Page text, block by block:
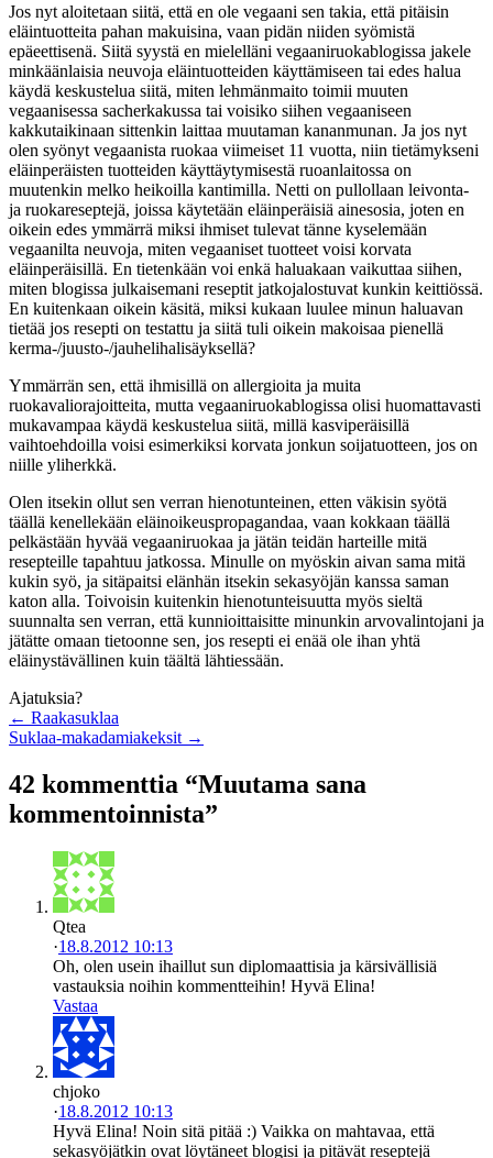
Jos nyt aloitetaan siitä, että en ole vegaani sen takia, että pitäisin
eläintuotteita pahan makuisina, vaan pidän niiden syömistä
epäeettisenä. Siitä syystä en mielelläni vegaaniruokablogissa jakele
minkäänlaisia neuvoja eläintuotteiden käyttämiseen tai edes halua
käydä keskustelua siitä, miten lehmänmaito toimii muuten
vegaanisessa sacherkakussa tai voisiko siihen vegaaniseen
kakkutaikinaan sittenkin laittaa muutaman kananmunan. Ja jos nyt
olen syönyt vegaanista ruokaa viimeiset 11 vuotta, niin tietämykseni
eläinperäisten tuotteiden käyttäytymisestä ruoanlaitossa on
muutenkin melko heikoilla kantimilla. Netti on pullollaan leivonta-
ja ruokareseptejä, joissa käytetään eläinperäisiä ainesosia, joten en
oikein edes ymmärrä miksi ihmiset tulevat tänne kyselemään
vegaanilta neuvoja, miten vegaaniset tuotteet voisi korvata
eläinperäisillä. En tietenkään voi enkä haluakaan vaikuttaa siihen,
miten blogissa julkaisemani reseptit jatkojalostuvat kunkin keittiössä.
En kuitenkaan oikein käsitä, miksi kukaan luulee minun haluavan
tietää jos resepti on testattu ja siitä tuli oikein makoisaa pienellä
kerma-/juusto-/jauhelihalisäyksellä?
Ymmärrän sen, että ihmisillä on allergioita ja muita
ruokavaliorajoitteita, mutta vegaaniruokablogissa olisi huomattavasti
mukavampaa käydä keskustelua siitä, millä kasviperäisillä
vaihtoehdoilla voisi esimerkiksi korvata jonkun soijatuotteen, jos on
niille yliherkkä.
Olen itsekin ollut sen verran hienotunteinen, etten väkisin syötä
täällä kenellekään eläinoikeuspropagandaa, vaan kokkaan täällä
pelkästään hyvää vegaaniruokaa ja jätän teidän harteille mitä
resepteille tapahtuu jatkossa. Minulle on myöskin aivan sama mitä
kukin syö, ja sitäpaitsi elänhän itsekin sekasyöjän kanssa saman
katon alla. Toivoisin kuitenkin hienotunteisuutta myös sieltä
suunnalta sen verran, että kunnioittaisitte minunkin arvovalintojani ja
jätätte omaan tietoonne sen, jos resepti ei enää ole ihan yhtä
eläinystävällinen kuin täältä lähtiessään.
Ajatuksia?
← Raakasuklaa
Suklaa-makadamiakeksit →
42 kommenttia “Muutama sana
kommentoinnista”
Qtea
·18.8.2012 10:13
Oh, olen usein ihaillut sun diplomaattisia ja kärsivällisiä
vastauksia noihin kommentteihin! Hyvä Elina!
Vastaa
chjoko
·18.8.2012 10:13
Hyvä Elina! Noin sitä pitää :) Vaikka on mahtavaa, että
sekasyöjätkin ovat löytäneet blogisi ja pitävät reseptejä